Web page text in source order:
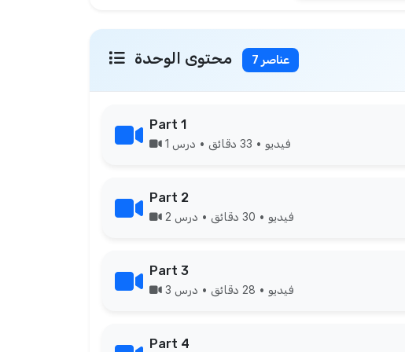
7 عناصر
Part 1
فيديو • 33 دقائق • درس 1
Part 2
فيديو • 30 دقائق • درس 2
Part 3
فيديو • 28 دقائق • درس 3
Part 4